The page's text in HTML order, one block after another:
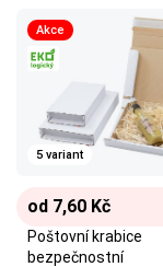
Akce
5 variant
od 7,60 Kč
Poštovní krabice
bezpečnostní